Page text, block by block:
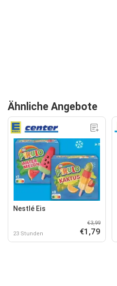
Ähnliche Angebote
Nestlé Eis
23 Stunden
€3,99
€1,79